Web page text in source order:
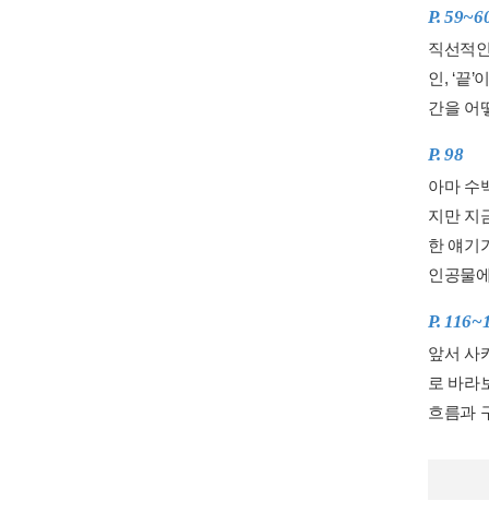
P.
직선적
인, ‘끝
간을 어
P. 98
아마 수
지만 지
한 얘기
인공물
P.
앞서 사
로 바라
흐름과